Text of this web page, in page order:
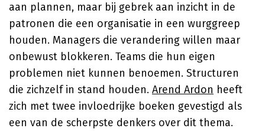
aan plannen, maar bij gebrek aan inzicht in de
patronen die een organisatie in een wurggreep
houden. Managers die verandering willen maar
onbewust blokkeren. Teams die hun eigen
problemen niet kunnen benoemen. Structuren
die zichzelf in stand houden. Arend Ardon heeft
zich met twee invloedrijke boeken gevestigd als
een van de scherpste denkers over dit thema.